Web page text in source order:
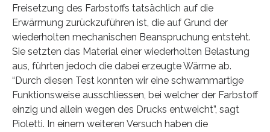
Freisetzung des Farbstoffs tatsächlich auf die
Erwärmung zurückzuführen ist, die auf Grund der
wiederholten mechanischen Beanspruchung entsteht.
Sie setzten das Material einer wiederholten Belastung
aus, führten jedoch die dabei erzeugte Wärme ab.
“Durch diesen Test konnten wir eine schwammartige
Funktionsweise ausschliessen, bei welcher der Farbstoff
einzig und allein wegen des Drucks entweicht”, sagt
Pioletti. In einem weiteren Versuch haben die